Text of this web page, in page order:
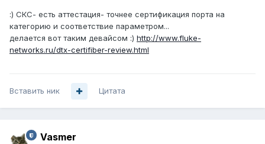
:) СКС- есть аттестация- точнее сертификация порта на
категорию и соответствие параметром...
делается вот таким девайсом :) http://www.fluke-
networks.ru/dtx-certifiber-review.html
Вставить ник Цитата
Vasmer